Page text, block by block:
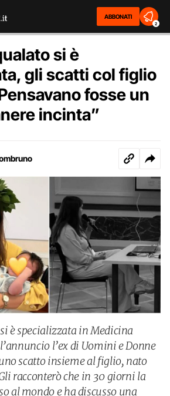
ABBONATI
2
si è
gli scatti col figlio
fosse un
incinta”
è specializzata in Medicina
l’ex di Uomini e Donne
scatto insieme al figlio, nato
racconterò che in 30 giorni la
al mondo e ha discusso una